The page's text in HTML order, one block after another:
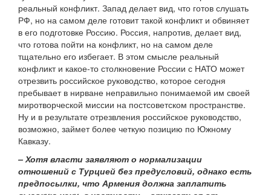
реальный конфликт. Запад делает вид, что готов слушать
РФ, но на самом деле готовит такой конфликт и обвиняет
в его подготовке Россию. Россия, напротив, делает вид,
что готова пойти на конфликт, но на самом деле
тщательно его избегает. В этом смысле реальный
конфликт и какое-то столкновение России с НАТО может
отрезвить российское руководство, которое сегодня
пребывает в нирване неправильно понимаемой им своей
миротворческой миссии на постсоветском пространстве.
Ну и в результате отрезвления российское руководство,
возможно, займет более четкую позицию по Южному
Кавказу.
– Хотя власти заявляют о нормализации
отношений с Турцией без предусловий, однако есть
предпосылки, что Армения должна заплатить